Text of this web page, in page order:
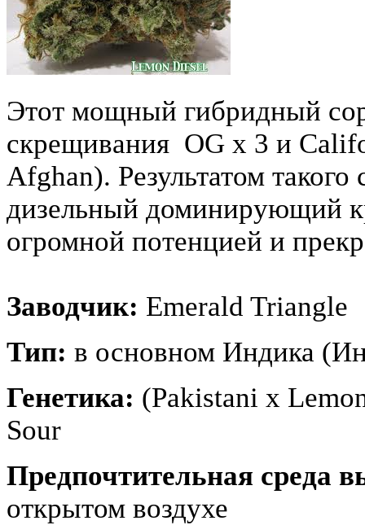
Этот мощный гибридный
скрещивания OG x 3 и
Afghan). Результатом
дизельный доминирующий
огромной потенцией и
Заводчик: Emerald Triangle
Тип: в основном Индика
Генетика: (Pakistani x
Sour
Предпочтительная среда
открытом воздухе